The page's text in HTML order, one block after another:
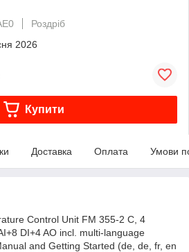
Роздріб
2026
Купити
Доставка Оплата Умови
Control Unit FM 355-2 C, 4
DI+4 AO incl. multi-language
and Getting Started (de, de, fr, en